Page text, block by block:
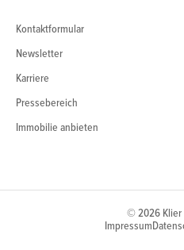
Kontaktformular
Newsletter
Karriere
Pressebereich
Immobilie anbieten
© 2026 Klier
Impressum